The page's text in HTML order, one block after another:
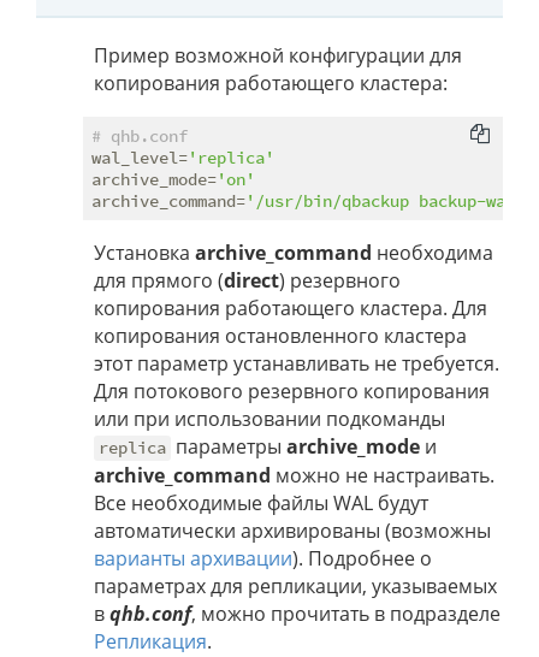
Пример возможной конфигурации для
копирования работающего кластера:
# qhb.conf
wal_level='replica'
archive_mode='on'
archive_command='/usr/bin/qbackup backup-wal
Установка archive_command необходима
для прямого (direct) резервного
копирования работающего кластера. Для
копирования остановленного кластера
этот параметр устанавливать не требуется.
Для потокового резервного копирования
или при использовании подкоманды
replica параметрыarchive_mode и
archive_command можно не настраивать.
Все необходимые файлы WAL будут
автоматически архивированы (возможны
варианты архивации). Подробнее о
параметрах для репликации, указываемых
вqhb.conf, можно прочитать в подразделе
Репликация.